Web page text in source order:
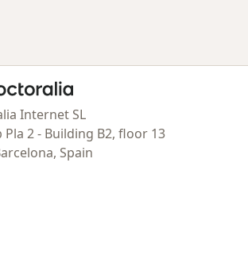
Página de inicio
Internet SL
Pla 2 - Building B2, floor 13
Spain